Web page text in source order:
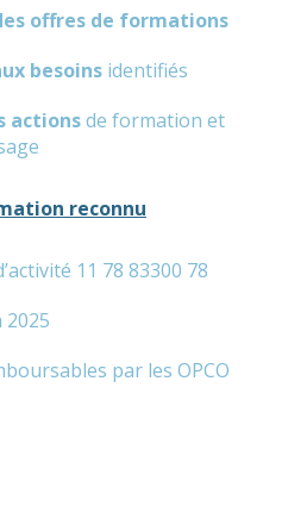
offres de formations
besoinsidentifiés
actionsde formation et
reconnu
11 78 83300 78
2025
par les OPCO